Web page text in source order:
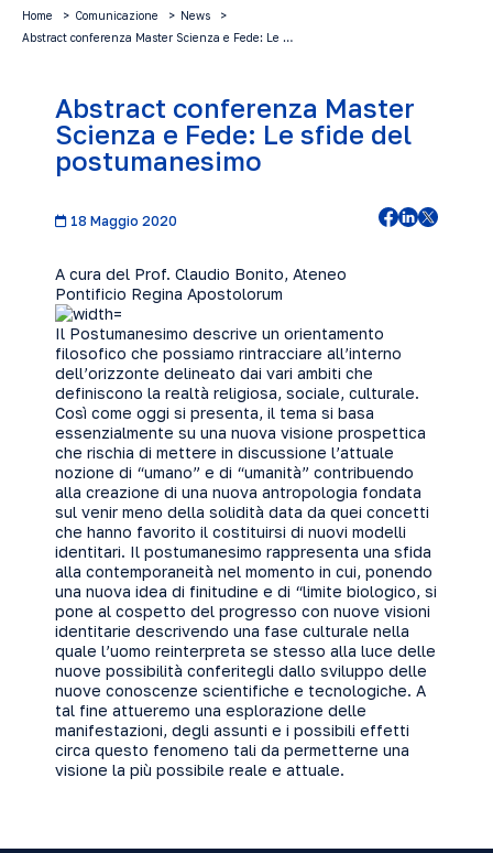
Home Comunicazione
News
Abstract conferenza Master Scienza e Fede: Le …
Abstract conferenza Master
Scienza e Fede: Le sfide del
postumanesimo
18 Maggio 2020
A cura del Prof. Claudio Bonito, Ateneo
Pontificio Regina Apostolorum
Il Postumanesimo descrive un orientamento
filosofico che possiamo rintracciare all’interno
dell’orizzonte delineato dai vari ambiti che
definiscono la realtà religiosa, sociale, culturale.
Così come oggi si presenta, il tema si basa
essenzialmente su una nuova visione prospettica
che rischia di mettere in discussione l’attuale
nozione di “umano” e di “umanità” contribuendo
alla creazione di una nuova antropologia fondata
sul venir meno della solidità data da quei concetti
che hanno favorito il costituirsi di nuovi modelli
identitari. Il postumanesimo rappresenta una sfida
alla contemporaneità nel momento in cui, ponendo
una nuova idea di finitudine e di “limite biologico, si
pone al cospetto del progresso con nuove visioni
identitarie descrivendo una fase culturale nella
quale l’uomo reinterpreta se stesso alla luce delle
nuove possibilità conferitegli dallo sviluppo delle
nuove conoscenze scientifiche e tecnologiche. A
tal fine attueremo una esplorazione delle
manifestazioni, degli assunti e i possibili effetti
circa questo fenomeno tali da permetterne una
visione la più possibile reale e attuale.